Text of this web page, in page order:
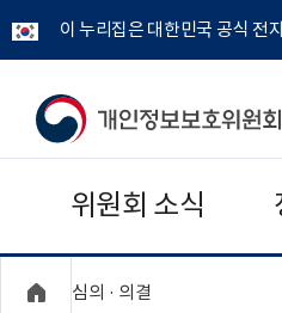
이 누리집은 대한민국 공식 전
개
보
위원회 소식
심의 · 의결